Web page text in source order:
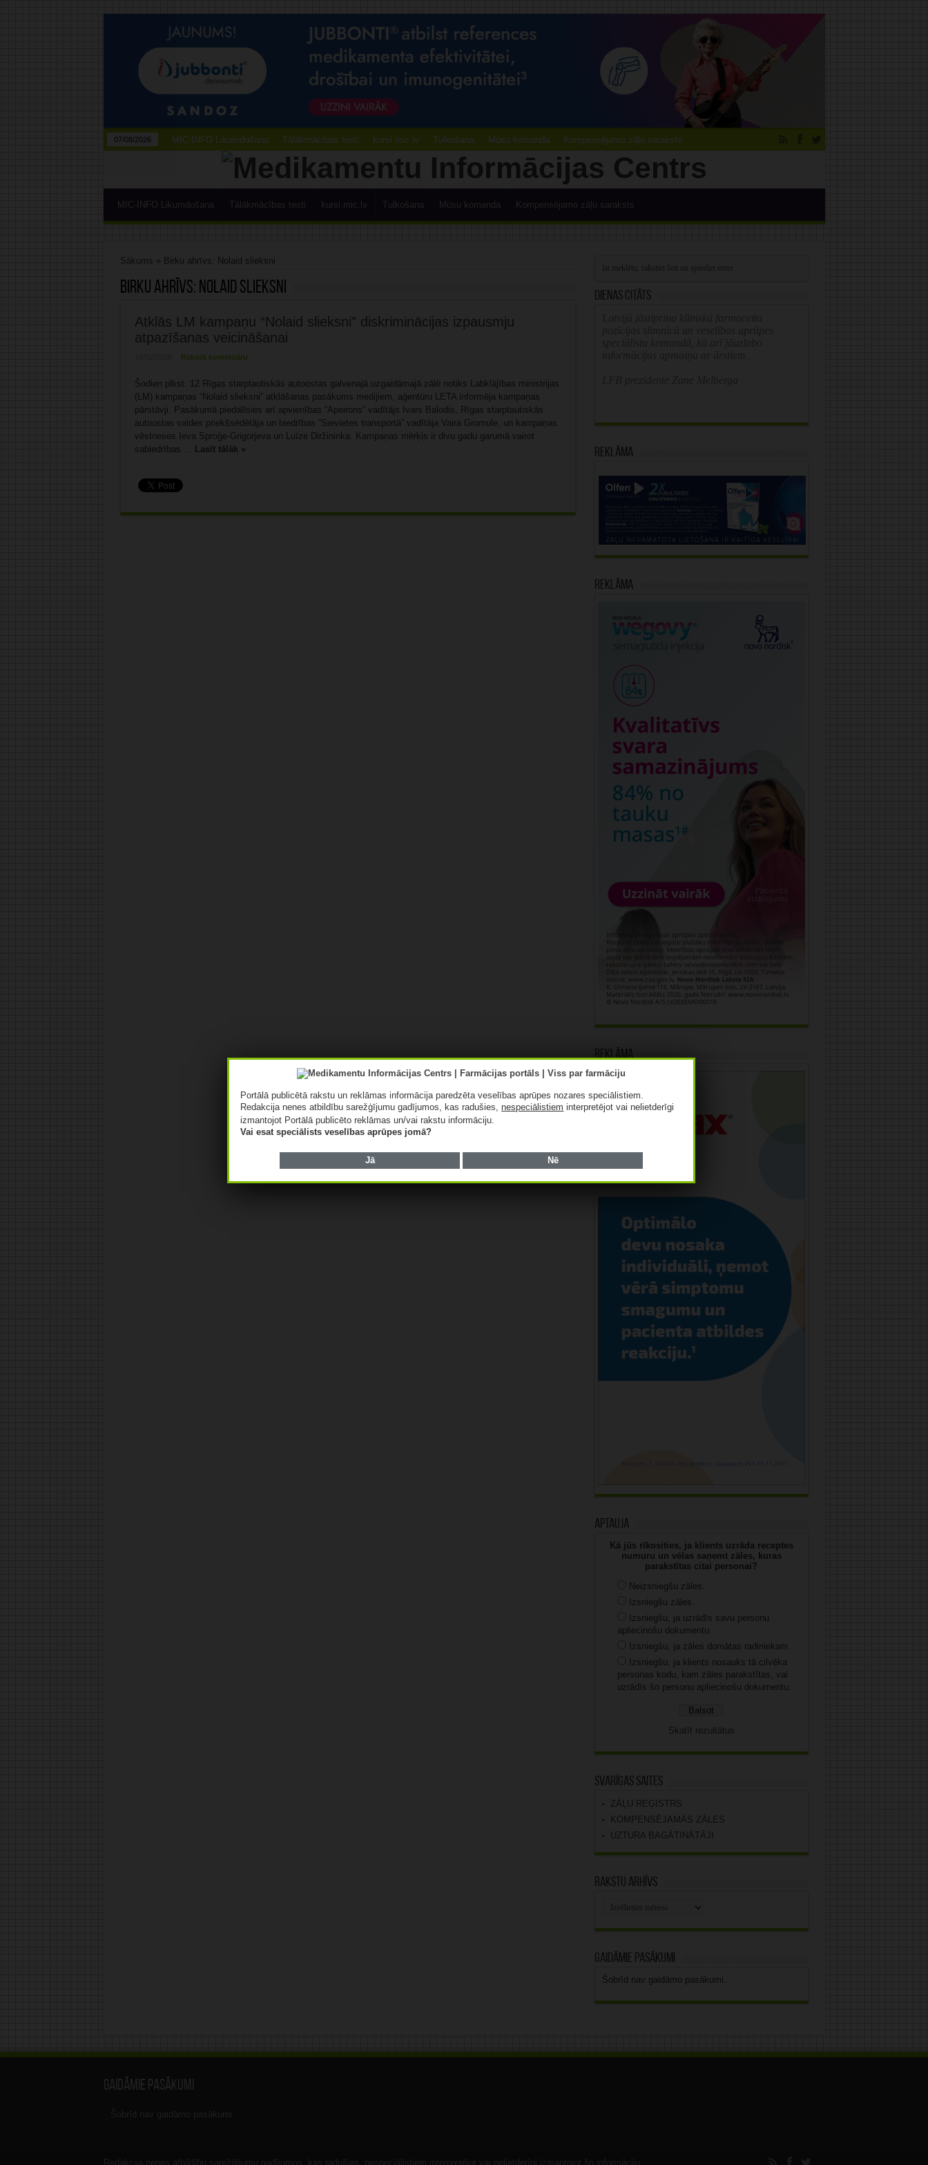
07/08/2026 MIC-INFO Likumdošana Tālākmācības testi kursi.mic.lv Tulkošana Mūsu komanda Kompensējamo zāļu saraksts
MIC-INFO Likumdošana Tālākmācības testi kursi.mic.lv Tulkošana Mūsu komanda Kompensējamo zāļu saraksts
Sākums » Birku ahrīvs: Nolaid slieksni
Birku ahrīvs: Nolaid slieksni
Atklās LM kampaņu “Nolaid slieksni” diskriminācijas izpausmju
atpazīšanas veicināšanai
Rakstīt komentāru
Šodien plkst. 12 Rīgas starptautiskās autoostas galvenajā uzgaidāmajā zālē notiks Labklājības ministrijas
(LM) kampaņas “Nolaid slieksni” atklāšanas pasākums medijiem, aģentūru LETA informēja kampaņas
pārstāvji. Pasākumā piedalīsies arī apvienības “Apeirons” vadītājs Ivars Balodis, Rīgas starptautiskās
autoostas valdes priekšsēdētāja un biedrības “Sievietes transportā” vadītāja Vaira Gromule, un kampaņas
vēstneses Ieva Sproģe-Grigorjeva un Luīze Diržininka. Kampaņas mērķis ir divu gadu garumā vairot
sabiedrības ... Lasīt tālāk »
Dienas citāts
Reklāma
Reklāma
Reklāma
Aptauja
Kā jūs rīkosities, ja klients uzrāda receptes
numuru un vēlas saņemt zāles, kuras
parakstītas citai personai?
Neizsniegšu zāles.
Izsniegšu zāles.
Izsniegšu, ja uzrādīs savu personu
apliecinošu dokumentu.
Izsniegšu, ja zāles domātas radiniekam.
Izsniegšu, ja klients nosauks tā cilvēka
personas kodu, kam zāles parakstītas, vai
uzrādīs šo personu apliecinošu dokumentu.
Skatīt rezultātus
Svarīgas saites
ZĀĻU REĢISTRS
KOMPENSĒJAMĀS ZĀLES
UZTURA BAGĀTINĀTĀJI
Rakstu arhīvs
Gaidāmie pasākumi
Šobrīd nav gaidāmo pasākumi.
Gaidāmie pasākumi
Šobrīd nav gaidāmo pasākumi.
Redakcija nenes atbildību sarežģījumu gadījumos, kas radušies, nespeciālistiem interpretējot vai nelietderīgi izmantojot šo informāciju.
Portālā publicētā rakstu un reklāmas informācija paredzēta veselības aprūpes nozares speciālistiem.
Redakcija nenes atbildību sarežģījumu gadījumos, kas radušies,nespeciālistiem interpretējot vai nelietderīgi
izmantojot Portālā publicēto reklāmas un/vai rakstu informāciju.
Vai esat speciālists veselības aprūpes jomā?
Jā Nē